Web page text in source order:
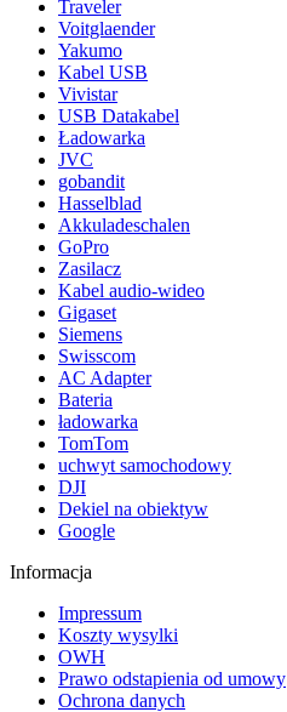
Traveler
Voitglaender
Yakumo
Kabel USB
Vivistar
USB Datakabel
Ładowarka
JVC
gobandit
Hasselblad
Akkuladeschalen
GoPro
Zasilacz
Kabel audio-wideo
Gigaset
Siemens
Swisscom
AC Adapter
Bateria
ładowarka
TomTom
uchwyt samochodowy
DJI
Dekiel na obiektyw
Google
Informacja
Impressum
Koszty wysylki
OWH
Prawo odstapienia od umowy
Ochrona danych